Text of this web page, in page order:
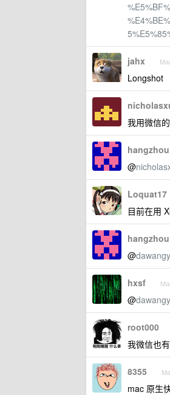
jahx
Longshot
我用微信
hangzhou
@
Loquat17
目前在用
hangzhou
@
hxsf
@
root000
我微信也
8355
mac 原生